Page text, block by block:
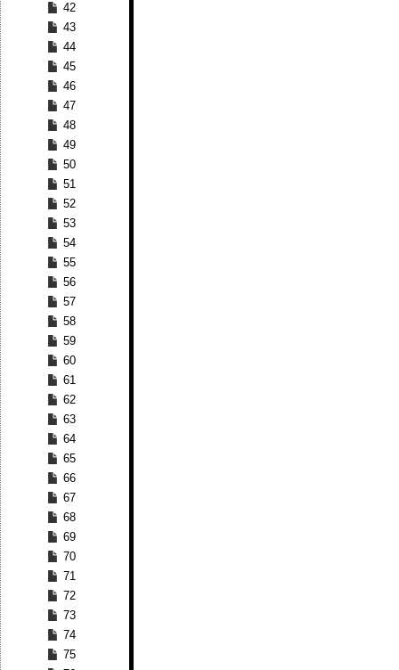
42
43
44
45
46
47
48
49
50
51
52
53
54
55
56
57
58
59
60
61
62
63
64
65
66
67
68
69
70
71
72
73
74
75